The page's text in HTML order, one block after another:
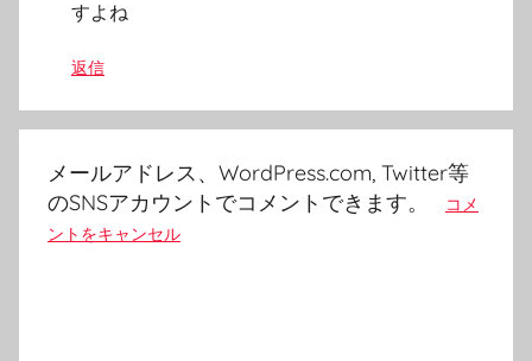
すよね
返信
メールアドレス、WordPress.com, Twitter等
のSNSアカウントでコメントできます。
コメ
ントをキャンセル